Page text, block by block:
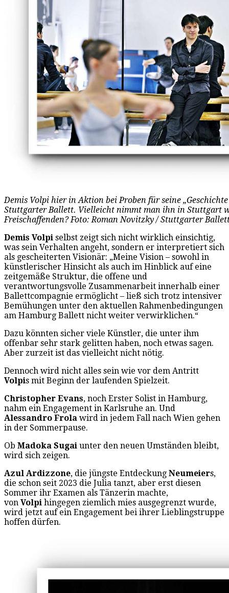
Demis Volpi hier in Aktion bei Proben für seine
Stuttgarter Ballett. Vielleicht nimmt man ihn in Stuttgart
Freischaffenden? Foto: Roman Novitzky / Stuttgarter
Demis Volpi selbst zeigt sich nicht wirklich einsichtig,
was sein Verhalten angeht, sondern er interpretiert sich
als gescheiterten Visionär: „Meine Vision – sowohl in
künstlerischer Hinsicht als auch im Hinblick auf eine
zeitgemäße Struktur, die offene und
verantwortungsvolle Zusammenarbeit innerhalb einer
Ballettcompagnie ermöglicht – ließ sich trotz intensiver
Bemühungen unter den aktuellen Rahmenbedingungen
am Hamburg Ballett nicht weiter verwirklichen.“
Dazu könnten sicher viele Künstler, die unter ihm
offenbar sehr stark gelitten haben, noch etwas sagen.
Aber zurzeit ist das vielleicht nicht nötig.
Dennoch wird nicht alles sein wie vor dem Antritt
Volpis mit Beginn der laufenden Spielzeit.
Christopher Evans, noch Erster Solist in Hamburg,
nahm ein Engagement in Karlsruhe an. Und
Alessandro Frola wird in jedem Fall nach Wien gehen
in der Sommerpause.
Ob Madoka Sugai unter den neuen Umständen bleibt,
wird sich zeigen.
Azul Ardizzone, die jüngste Entdeckung Neumeiers,
die schon seit 2023 die Julia tanzt, aber erst diesen
Sommer ihr Examen als Tänzerin machte,
von Volpi hingegen ziemlich mies ausgegrenzt wurde,
wird jetzt auf ein Engagement bei ihrer Lieblingstruppe
hoffen dürfen.